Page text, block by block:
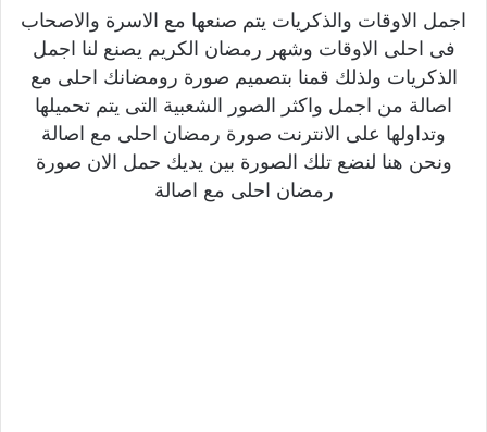
اجمل الاوقات والذكريات يتم صنعها مع الاسرة والاصحاب
فى احلى الاوقات وشهر رمضان الكريم يصنع لنا اجمل
الذكريات ولذلك قمنا بتصميم صورة رومضانك احلى مع
اصالة من اجمل واكثر الصور الشعبية التى يتم تحميلها
وتداولها على الانترنت صورة رمضان احلى مع اصالة
ونحن هنا لنضع تلك الصورة بين يديك حمل الان صورة
رمضان احلى مع اصالة